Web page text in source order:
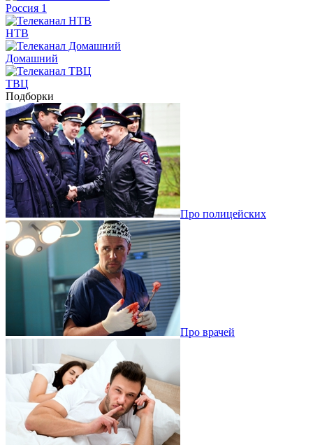
Россия 1
НТВ
Домашний
ТВЦ
Подборки
Про полицейских
Про врачей